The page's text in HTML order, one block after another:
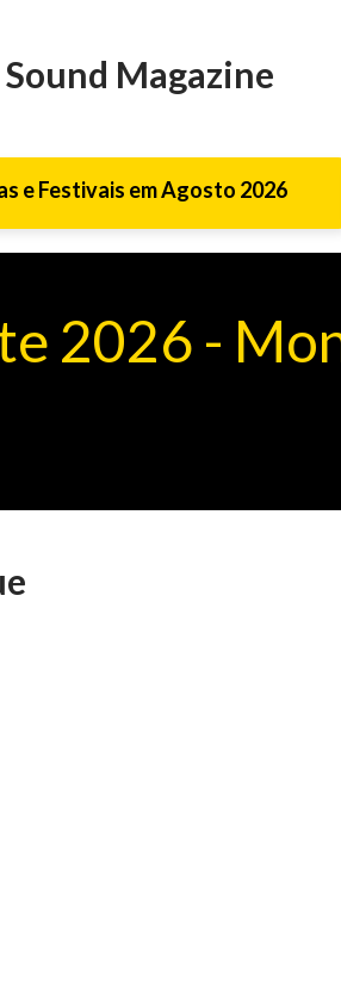
Magazine
e Festivais em Agosto 2026
2026 -